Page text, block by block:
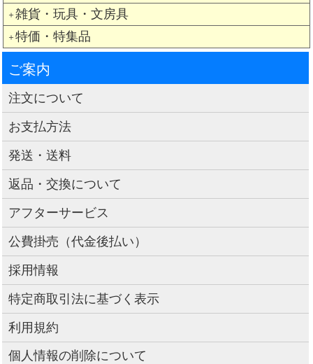
＋ 雑貨・玩具・文房具
＋ 特価・特集品
ご案内
注文について
お支払方法
発送・送料
返品・交換について
アフターサービス
公費掛売（代金後払い）
採用情報
特定商取引法に基づく表示
利用規約
個人情報の削除について